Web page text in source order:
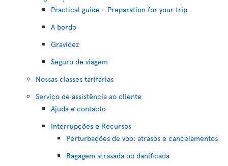
Practical guide - Preparation for your trip
A bordo
Gravidez
Seguro de viagem
Nossas classes tarifárias
Serviço de assistência ao cliente
Ajuda e contacto
Interrupções e Recursos
Perturbações de voo: atrasos e cancelamentos
Bagagem atrasada ou danificada